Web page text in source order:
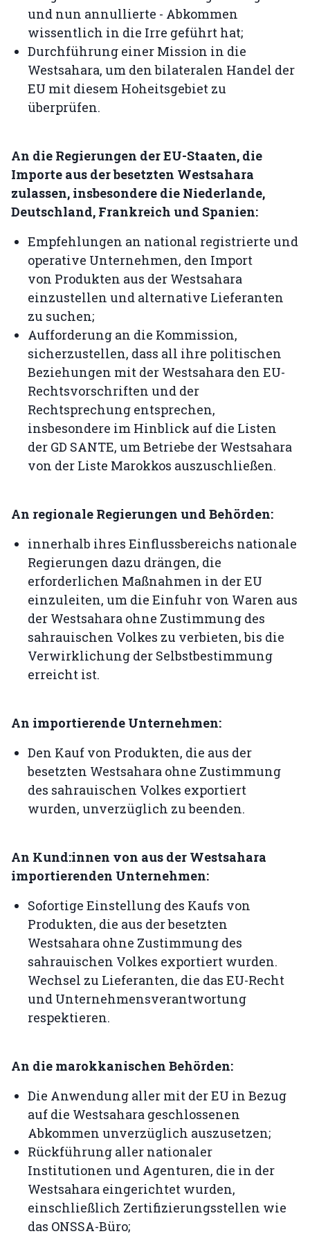
und nun annullierte - Abkommen
wissentlich in die Irre geführt hat;
Durchführung einer Mission in die
Westsahara, um den bilateralen Handel der
EU mit diesem Hoheitsgebiet zu
überprüfen.
An die Regierungen der EU-Staaten, die
Importe aus der besetzten Westsahara
zulassen, insbesondere die Niederlande,
Deutschland, Frankreich und Spanien:
Empfehlungen an national registrierte und
operative Unternehmen, den Import
von Produkten aus der Westsahara
einzustellen und alternative Lieferanten
zu suchen;
Aufforderung an die Kommission,
sicherzustellen, dass all ihre politischen
Beziehungen mit der Westsahara den EU-
Rechtsvorschriften und der
Rechtsprechung entsprechen,
insbesondere im Hinblick auf die Listen
der GD SANTE, um Betriebe der Westsahara
von der Liste Marokkos auszuschließen.
An regionale Regierungen und Behörden:
innerhalb ihres Einflussbereichs nationale
Regierungen dazu drängen, die
erforderlichen Maßnahmen in der EU
einzuleiten, um die Einfuhr von Waren aus
der Westsahara ohne Zustimmung des
sahrauischen Volkes zu verbieten, bis die
Verwirklichung der Selbstbestimmung
erreicht ist.
An importierende Unternehmen:
Den Kauf von Produkten, die aus der
besetzten Westsahara ohne Zustimmung
des sahrauischen Volkes exportiert
wurden, unverzüglich zu beenden.
An Kund:innen von aus der Westsahara
importierenden Unternehmen:
Sofortige Einstellung des Kaufs von
Produkten, die aus der besetzten
Westsahara ohne Zustimmung des
sahrauischen Volkes exportiert wurden.
Wechsel zu Lieferanten, die das EU-Recht
und Unternehmensverantwortung
respektieren.
An die marokkanischen Behörden:
Die Anwendung aller mit der EU in Bezug
auf die Westsahara geschlossenen
Abkommen unverzüglich auszusetzen;
Rückführung aller nationaler
Institutionen und Agenturen, die in der
Westsahara eingerichtet wurden,
einschließlich Zertifizierungsstellen wie
das ONSSA-Büro;